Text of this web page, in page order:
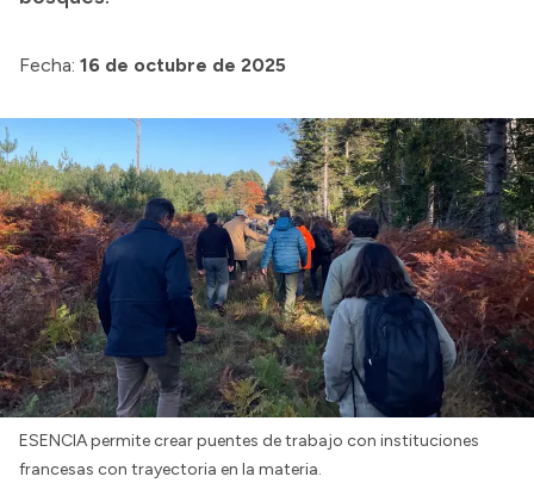
Fecha: 16 de octubre de 2025
ESENCIA permite crear puentes de trabajo con instituciones
francesas con trayectoria en la materia.